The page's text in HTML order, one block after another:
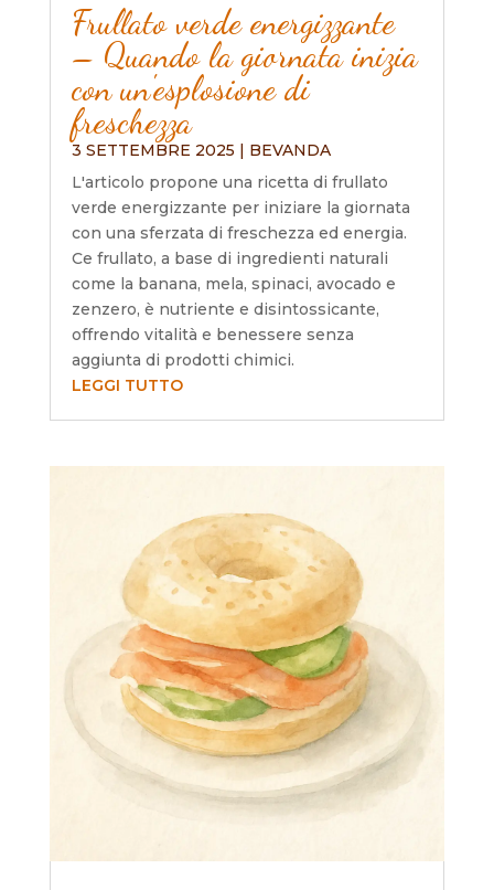
Frullato verde energizzante
– Quando la giornata inizia
con un'esplosione di
freschezza
3 SETTEMBRE 2025 | BEVANDA
L'articolo propone una ricetta di frullato
verde energizzante per iniziare la giornata
con una sferzata di freschezza ed energia.
Ce frullato, a base di ingredienti naturali
come la banana, mela, spinaci, avocado e
zenzero, è nutriente e disintossicante,
offrendo vitalità e benessere senza
aggiunta di prodotti chimici.
LEGGI TUTTO